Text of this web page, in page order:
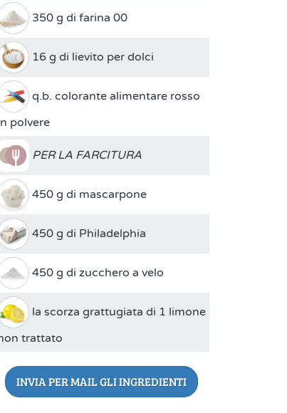
350 g di farina 00
16 g di lievito per dolci
q.b. colorante alimentare rosso
polvere
PER LA FARCITURA
450 g di mascarpone
450 g di Philadelphia
450 g di zucchero a velo
la scorza grattugiata di 1 limone
trattato
INVIA PER MAIL GLI INGREDIENTI